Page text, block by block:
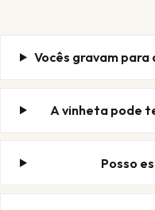
Vocês gravam
A vinheta pode
Posso